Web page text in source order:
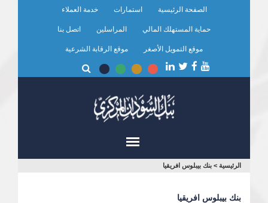
الصفحة الرئيسية استمارات خدمة العملاء
حماية المستهلك المالي المراسلين اتصل بنا
موقع التمويل الأصغر موقع الرقابة الشرعية
أنت
هنا
الرئيسية > بنك بيبلوس افريقيا
بنك بيبلوس افريقيا